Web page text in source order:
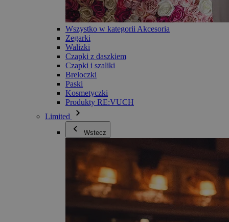
Wszystko w kategorii Akcesoria
Zegarki
Walizki
Czapki z daszkiem
Czapki i szaliki
Breloczki
Paski
Kosmetyczki
Produkty RE:VUCH
Limited
Wstecz